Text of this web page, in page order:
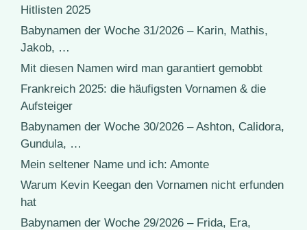
Hitlisten 2025
Babynamen der Woche 31/2026 – Karin, Mathis,
Jakob, …
Mit diesen Namen wird man garantiert gemobbt
Frankreich 2025: die häufigsten Vornamen & die
Aufsteiger
Babynamen der Woche 30/2026 – Ashton, Calidora,
Gundula, …
Mein seltener Name und ich: Amonte
Warum Kevin Keegan den Vornamen nicht erfunden
hat
Babynamen der Woche 29/2026 – Frida, Era,